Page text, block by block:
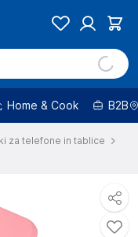
Home & Cook B2B
za telefone in tablice